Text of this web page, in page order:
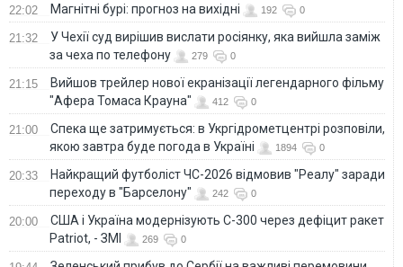
22:02 Магнітні бурі: прогноз на вихідні 192 0
21:32
У Чехії суд вирішив вислати росіянку, яка вийшла заміж
за чеха по телефону
279 0
21:15
Вийшов трейлер нової екранізації легендарного фільму
"Афера Томаса Крауна"
412 0
21:00
Спека ще затримується: в Укргідрометцентрі розповіли,
якою завтра буде погода в Україні
1894 0
20:33
Найкращий футболіст ЧС-2026 відмовив "Реалу" заради
переходу в "Барселону"
242 0
20:00
США і Україна модернізують С-300 через дефіцит ракет
Patriot, - ЗМІ
269 0